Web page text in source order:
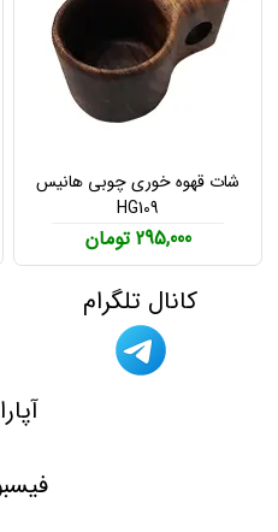
شات قهوه خوری چوبی هانیس
HG109
295,000 تومان
کانال تلگرام